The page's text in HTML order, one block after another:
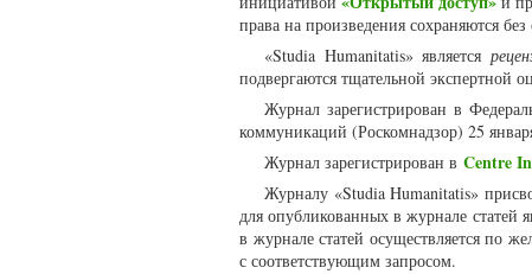
права на произведения сохраняются
«Studia Humanitatis» является
подвергаются тщательной экспертной
Журнал зарегистрирован в
коммуникаций (Роскомнадзор) 25
Журнал зарегистрирован в Centre
Журналу «Studia Humanitatis»
для опубликованных в журнале статей
в журнале статей осуществляется по
с соответствующим запросом.